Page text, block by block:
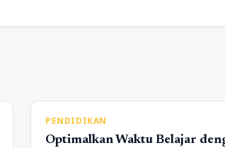
PENDIDIKAN
Optimalkan Waktu Belajar